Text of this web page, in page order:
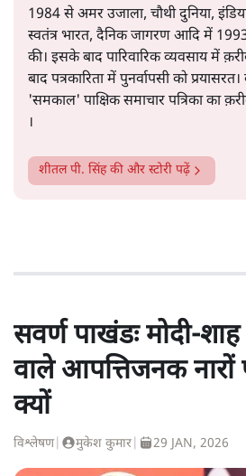
1984 से अमर उजाला, चौथी दुनिया,
स्वतंत्र भारत, दैनिक जागरण आदि में 1993
की। इसके बाद पारिवारिक व्यवसाय में
बाद पत्रकारिता में पुनर्वापसी को
'समकाल' पाक्षिक समाचार पत्रिका का
।
शीतल पी. सिंहकी और स्टोरी पढ़ें
सवर्ण पाखंडः मोदी-
वाले आपत्तिजनक नारों
क्यों
विश्लेषण| मुकेश कुमार 29 JAN, 2026